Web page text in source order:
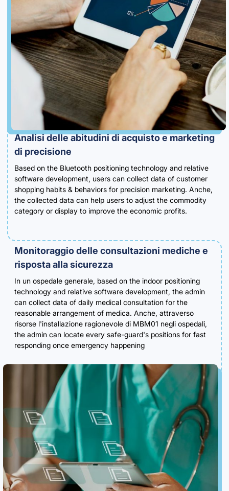
Analisi delle abitudini di acquisto e marketing
di precisione
Based on the Bluetooth positioning technology and relative
software development, users can collect data of customer
shopping habits & behaviors for precision marketing. Anche,
the collected data can help users to adjust the commodity
category or display to improve the economic profits.
Monitoraggio delle consultazioni mediche e
risposta alla sicurezza
In un ospedale generale, based on the indoor positioning
technology and relative software development, the admin
can collect data of daily medical consultation for the
reasonable arrangement of medica. Anche, attraverso
risorse l'installazione ragionevole di MBM01 negli ospedali,
the admin can locate every safe-guard's positions for fast
responding once emergency happening